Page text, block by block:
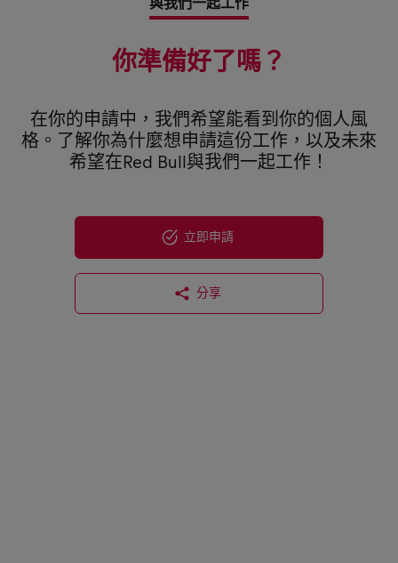
與我們一起工作
你準備好了嗎？
在你的申請中，我們希望能看到你的個人風
格。了解你為什麼想申請這份工作，以及未來
希望在Red Bull與我們一起工作！
立即申請
分享